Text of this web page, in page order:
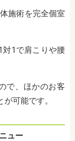
施術を完全個室
対1で肩こりや腰
で、ほかのお客
可能です。
ュー